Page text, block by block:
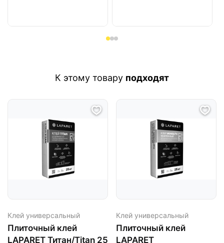
К этому товару подходят
Клей универсальный
Плиточный клей
LAPARET Титан/Titan 25
Клей универсальный
Плиточный клей
LAPARET